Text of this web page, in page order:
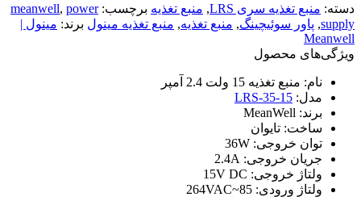
دسته: منبع تغذیه سری LRS , منبع تغذیه برچسب: meanwell, power
supply
, پاور سوئیچینگ, منبع تغذیه, منبع تغذیه مینول برند: مینول |
Meanwell
ویژگی‌های محصول
نام: منبع تغذیه 15 ولت 2.4 آمپر
مدل: LRS-35-15
برند: MeanWell
ساخت: تایوان
توان خروجی: 36W
جریان خروجی: 2.4A
ولتاژ خروجی: 15V DC
ولتاژ ورودی: 85~264VAC